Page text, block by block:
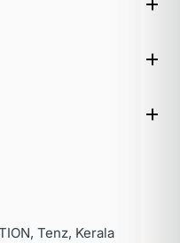
Tenz, Kerala